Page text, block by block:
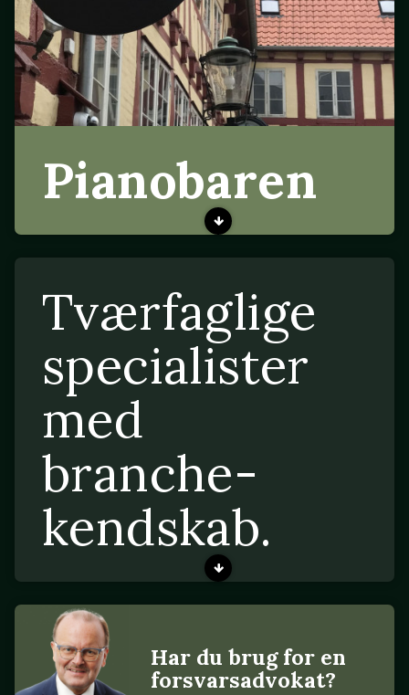
Pianobaren
Tværfaglige
specialister
med
branche-
kendskab.
Har du brug for en
forsvarsadvokat?